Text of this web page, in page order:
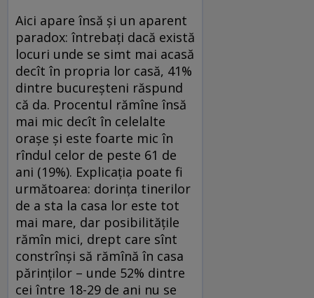
Aici apare însă și un aparent
paradox: întrebați dacă există
locuri unde se simt mai acasă
decît în propria lor casă, 41%
dintre bucureșteni răspund
că da. Procentul rămîne însă
mai mic decît în celelalte
orașe și este foarte mic în
rîndul celor de peste 61 de
ani (19%). Explicația poate fi
următoarea: dorința tinerilor
de a sta la casa lor este tot
mai mare, dar posibilitățile
rămîn mici, drept care sînt
constrînși să rămînă în casa
părinților – unde 52% dintre
cei între 18-29 de ani nu se